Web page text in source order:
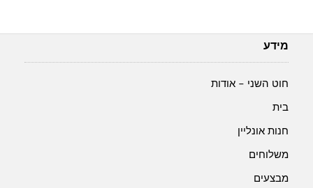
מידע
חוט השני – אודות
בית
חנות אונליין
משלוחים
מבצעים